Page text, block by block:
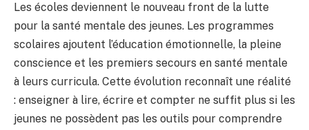
Les écoles deviennent le nouveau front de la lutte
pour la santé mentale des jeunes. Les programmes
scolaires ajoutent l’éducation émotionnelle, la pleine
conscience et les premiers secours en santé mentale
à leurs curricula. Cette évolution reconnaît une réalité
: enseigner à lire, écrire et compter ne suffit plus si les
jeunes ne possèdent pas les outils pour comprendre